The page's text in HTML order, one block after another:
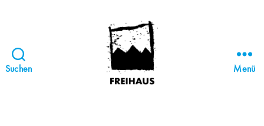
Suchen Menü